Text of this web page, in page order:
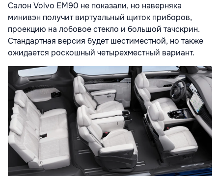
Салон Volvo EM90 не показали, но наверняка
минивэн получит виртуальный щиток приборов,
проекцию на лобовое стекло и большой тачскрин.
Стандартная версия будет шестиместной, но также
ожидается роскошный четырехместный вариант.